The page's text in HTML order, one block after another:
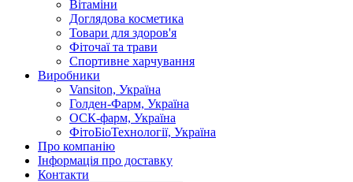
Вітаміни
Доглядова косметика
Товари для здоров'я
Фіточаї та трави
Спортивне харчування
Виробники
Vansiton, Україна
Голден-Фарм, Україна
ОСК-фарм, Україна
ФітоБіоТехнології, Україна
Про компанію
Інформація про доставку
Контакти